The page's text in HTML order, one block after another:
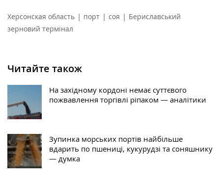
Херсонская область | порт | соя | Бериславський
зерновий термінал
Читайте також
На західному кордоні немає суттєвого
пожвавлення торгівлі ріпаком — аналітики
Зупинка морських портів найбільше
вдарить по пшениці, кукурудзі та соняшнику
— думка